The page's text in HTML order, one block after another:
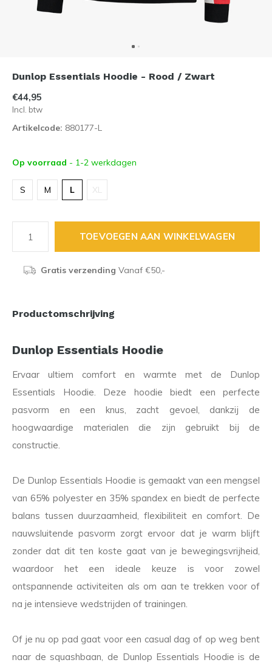
Dunlop Essentials Hoodie - Rood / Zwart
€44,95
Incl. btw
Artikelcode: 880177-L
Op voorraad - 1-2 werkdagen
S M L XL
TOEVOEGEN AAN WINKELWAGEN
Gratis verzending Vanaf €50,-
Productomschrijving
Dunlop Essentials Hoodie
Ervaar ultiem comfort en warmte met de Dunlop
Essentials Hoodie. Deze hoodie biedt een perfecte
pasvorm en een knus, zacht gevoel, dankzij de
hoogwaardige materialen die zijn gebruikt bij de
constructie.
De Dunlop Essentials Hoodie is gemaakt van een mengsel
van 65% polyester en 35% spandex en biedt de perfecte
balans tussen duurzaamheid, flexibiliteit en comfort. De
nauwsluitende pasvorm zorgt ervoor dat je warm blijft
zonder dat dit ten koste gaat van je bewegingsvrijheid,
waardoor het een ideale keuze is voor zowel
ontspannende activiteiten als om aan te trekken voor of
na je intensieve wedstrijden of trainingen.
Of je nu op pad gaat voor een casual dag of op weg bent
naar de squashbaan, de Dunlop Essentials Hoodie is de